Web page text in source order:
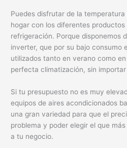
Puedes disfrutar de la
hogar con los diferentes
refrigeración. Porque disponemos
inverter, que por su bajo consumo
utilizados tanto en verano como
perfecta climatización, sin
Si tu presupuesto no es muy
equipos de aires acondicionados
una gran variedad para que el
problema y poder elegir el que
a tu negocio.